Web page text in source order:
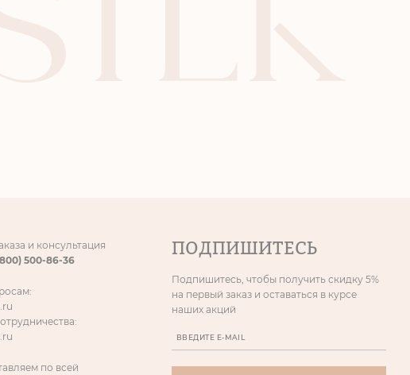
и консультация
500-86-36
по всей
ПОДПИШИТЕСЬ
Подпишитесь, чтобы получить скидку 5%
на первый заказ и оставаться в курсе
наших акций